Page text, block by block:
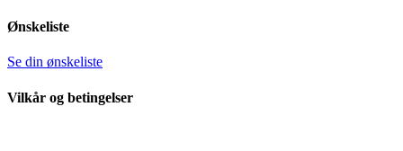
Ønskeliste
Se din ønskeliste
Vilkår og betingelser